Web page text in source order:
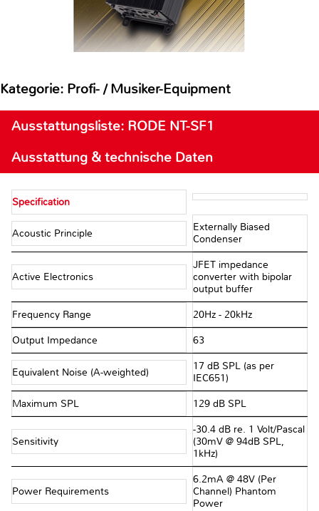
Kategorie: Profi- / Musiker-Equipment
Ausstattungsliste: RODE NT-SF1
Ausstattung & technische Daten
Specification
Acoustic Principle
Externally Biased
Condenser
Active Electronics
JFET impedance
converter with bipolar
output buffer
Frequency Range 20Hz - 20kHz
Output Impedance 63Ω
Equivalent Noise (A-weighted)
17 dB SPL (as per
IEC651)
Maximum SPL 129 dB SPL
Sensitivity
-30.4 dB re. 1 Volt/Pascal
(30mV @ 94dB SPL,
1kHz)
Power Requirements
6.2mA @ 48V (Per
Channel) Phantom
Power